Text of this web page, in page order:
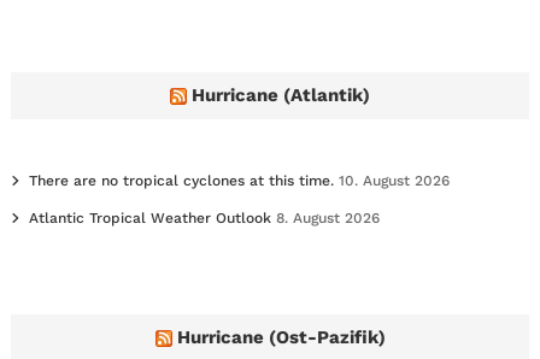
Hurricane (Atlantik)
There are no tropical cyclones at this time. 10. August 2026
Atlantic Tropical Weather Outlook 8. August 2026
Hurricane (Ost-Pazifik)